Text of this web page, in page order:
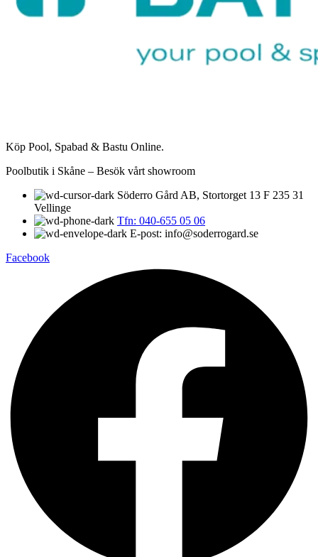
Köp Pool, Spabad & Bastu Online.
Poolbutik i Skåne – Besök vårt showroom
Söderro Gård AB, Stortorget 13 F 235 31
Vellinge
Tfn: 040-655 05 06
E-post: info@soderrogard.se
Facebook